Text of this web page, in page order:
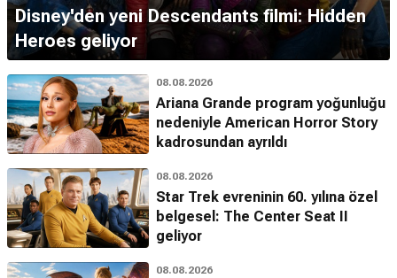
Disney'den yeni Descendants filmi: Hidden
Heroes geliyor
08.08.2026
Ariana Grande program yoğunluğu
nedeniyle American Horror Story
kadrosundan ayrıldı
08.08.2026
Star Trek evreninin 60. yılına özel
belgesel: The Center Seat II
geliyor
08.08.2026